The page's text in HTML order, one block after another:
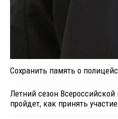
Сохранить память о
Летний сезон
пройдет, как принять участие